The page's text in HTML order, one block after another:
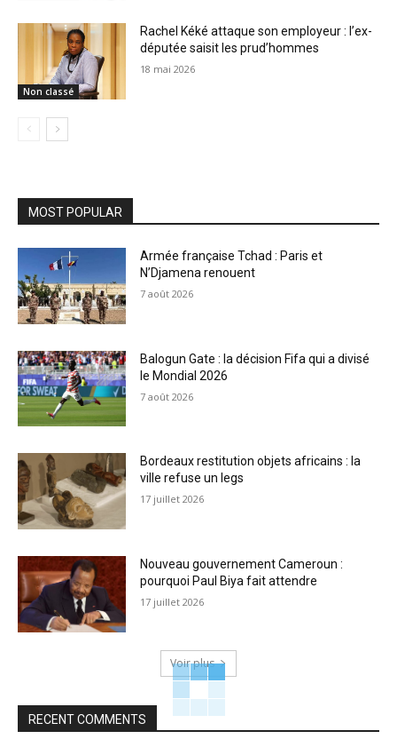
Non classé
Rachel Kéké attaque son employeur : l’ex-
députée saisit les prud’hommes
18 mai 2026
MOST POPULAR
Armée française Tchad : Paris et
N’Djamena renouent
7 août 2026
Balogun Gate : la décision Fifa qui a divisé
le Mondial 2026
7 août 2026
Bordeaux restitution objets africains : la
ville refuse un legs
17 juillet 2026
Nouveau gouvernement Cameroun :
pourquoi Paul Biya fait attendre
17 juillet 2026
Voir plus
RECENT COMMENTS